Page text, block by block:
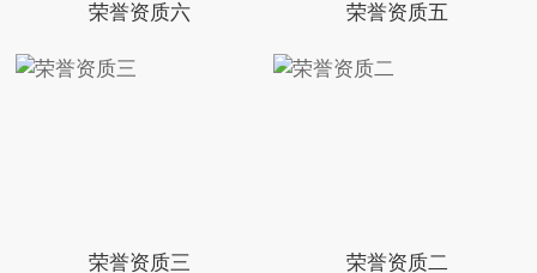
荣誉资质六 荣誉资质五
荣誉资质三 荣誉资质二